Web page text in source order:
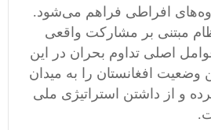
افراطی فراهم می‌شود.
مبتنی بر مشارکت واقعی
اصلی تداوم بحران در این
افغانستان را به میدان
و از داشتن استراتیژی ملی